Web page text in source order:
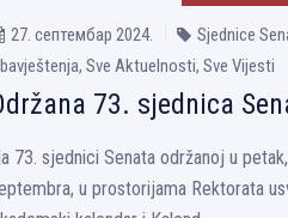
27. септембар 2024.
Sjednice
Sve Aktuelnosti, Sve Vijesti
73. sjednica
73. sjednici Senata održanoj u
u prostorijama Rektorata